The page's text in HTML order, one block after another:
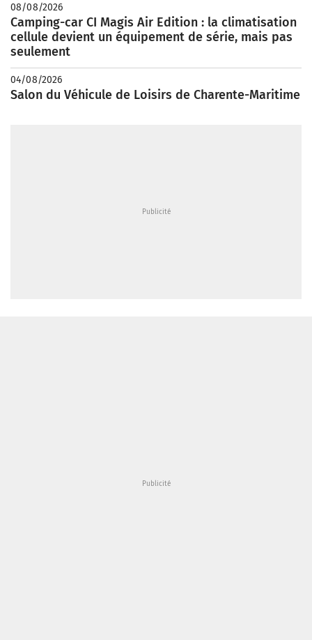
08/08/2026
Camping-car CI Magis Air Edition : la climatisation
cellule devient un équipement de série, mais pas
seulement
04/08/2026
Salon du Véhicule de Loisirs de Charente-Maritime